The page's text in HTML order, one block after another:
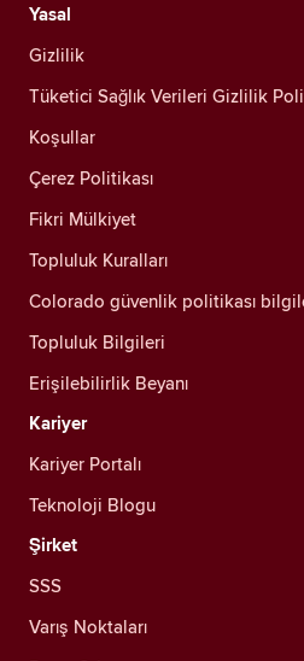
Yasal
Gizlilik
Tüketici Sağlık Verileri Gizlilik
Koşullar
Çerez Politikası
Fikri Mülkiyet
Topluluk Kuralları
Colorado güvenlik politikası
Topluluk Bilgileri
Erişilebilirlik Beyanı
Kariyer
Kariyer Portalı
Teknoloji Blogu
Şirket
SSS
Varış Noktaları